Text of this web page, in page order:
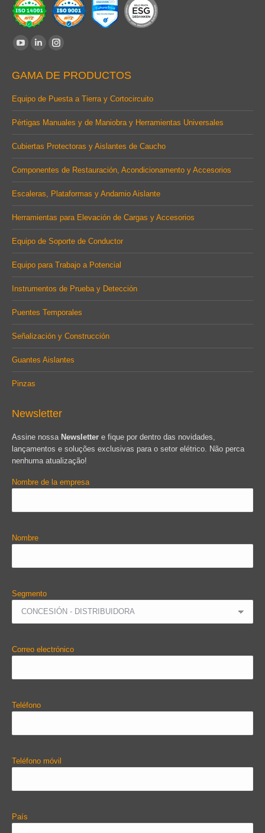
Find us on:
opens
in
window
Linkedin
opens
in
window
Instagram
opens
in
window
GAMA DE PRODUCTOS
Equipo de Puesta a Tierra y Cortocircuito
Pértigas Manuales y de Maniobra y Herramientas Universales
Cubiertas Protectoras y Aislantes de Caucho
Componentes de Restauración, Acondicionamento y Accesorios
Escaleras, Plataformas y Andamio Aislante
Herramientas para Elevación de Cargas y Accesorios
Equipo de Soporte de Conductor
Equipo para Trabajo a Potencial
Instrumentos de Prueba y Detección
Puentes Temporales
Señalización y Construcción
Guantes Aislantes
Pinzas
Newsletter
Assine nossa Newsletter e fique por dentro das novidades,
lançamentos e soluções exclusivas para o setor elétrico. Não perca
nenhuma atualização!
Nombre de la empresa
Nombre
Segmento
Correo electrónico
Teléfono
Teléfono móvil
País